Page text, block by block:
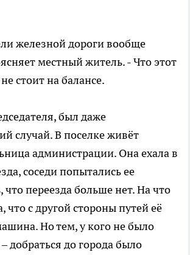
железной дороги вообще
местный житель. - Что этот
стоит на балансе.
был даже
случай. В поселке живёт
администрации. Она ехала в
соседи попытались ее
что переезда больше нет. На что
что с другой стороны путей её
Но тем, у кого не было
добраться до города было